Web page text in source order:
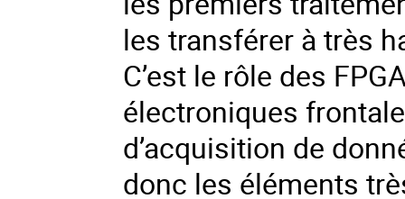
les transférer à très
C’est le rôle des
électroniques
d’acquisition de
donc les éléments